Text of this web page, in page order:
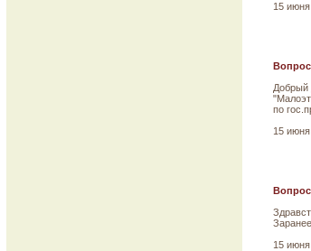
15
Добрый
по
15
15